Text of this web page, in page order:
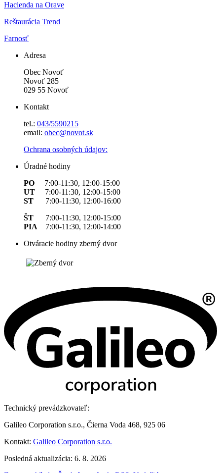
Hacienda na Orave
Reštaurácia Trend
Farnosť
Adresa
Obec Novoť
Novoť 285
029 55 Novoť
Kontakt
tel.: 043/5590215
email: obec@novot.sk
Ochrana osobných údajov:
Úradné hodiny
PO 7:00-11:30, 12:00-15:00
UT 7:00-11:30, 12:00-15:00
ST 7:00-11:30, 12:00-16:00
ŠT 7:00-11:30, 12:00-15:00
PIA 7:00-11:30, 12:00-14:00
Otváracie hodiny zberný dvor
Technický prevádzkovateľ:
Galileo Corporation s.r.o., Čierna Voda 468, 925 06
Kontakt: Galileo Corporation s.r.o.
Posledná aktualizácia: 6. 8. 2026